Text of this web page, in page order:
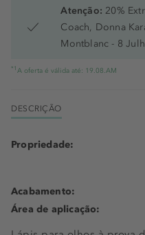
Atenção: 20%
Coach, Donna
Montblanc - 8
*1 A oferta é válida até: 19.08.AM
DESCRIÇÃO
Propriedade:
Acabamento:
Área de aplicação: